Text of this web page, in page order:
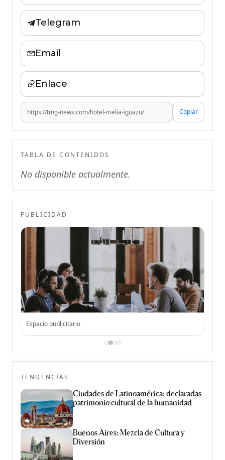
Telegram
Email
Enlace
Copiar
TABLA DE CONTENIDOS
No disponible actualmente.
PUBLICIDAD
Espacio publicitario
TENDENCIAS
Ciudades de Latinoamérica: declaradas
patrimonio cultural de la humanidad
Buenos Aires: Mezcla de Cultura y
Diversión